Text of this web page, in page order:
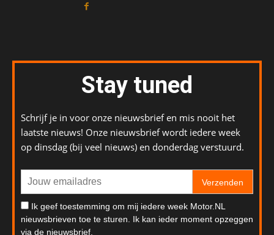
Stay tuned
Schrijf je in voor onze nieuwsbrief en mis nooit het
laatste nieuws! Onze nieuwsbrief wordt iedere week
op dinsdag (bij veel nieuws) en donderdag verstuurd.
Verzenden
Ik geef toestemming om mij iedere week Motor.NL
nieuwsbrieven toe te sturen. Ik kan ieder moment opzeggen
via de nieuwsbrief.